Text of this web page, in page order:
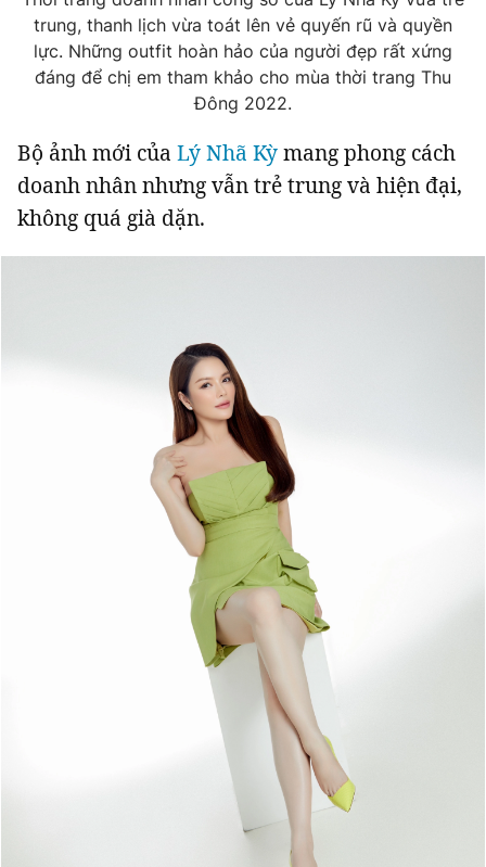
Video Podcasts
Sản phẩm khác
Tiện ích Bạn cần biết
Đọc Thanh Niên trên điện thoại
Liên hệ quảng cáo
0908 780 404
RSS Tòa soạn
Tổng biên tập: Nguyễn Ngọc Toàn
Ủy viên Ban biên tập - Tổng Thư ký tòa soạn: Trần Việt Hưng
trung, thanh lịch vừa toát lên vẻ quyến rũ và quyền
lực. Những outfit hoàn hảo của người đẹp rất xứng
đáng để chị em tham khảo cho mùa thời trang Thu
Đông 2022.
Bộ ảnh mới của Lý Nhã Kỳmang phong cách
doanh nhân nhưng vẫn trẻ trung và hiện đại,
không quá già dặn.